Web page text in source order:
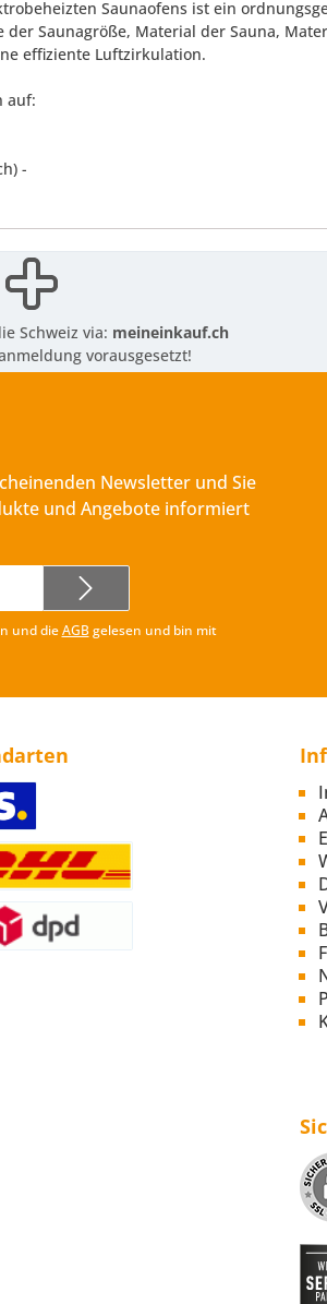
Saunaofens ist ein
Saunagröße, Material der Sauna,
effiziente Luftzirkulation.
auf:
-
Schweiz via: meineinkauf.ch
vorausgesetzt!
Newsletter und Sie
und Angebote informiert
und dieAGBgelesen und bin mit